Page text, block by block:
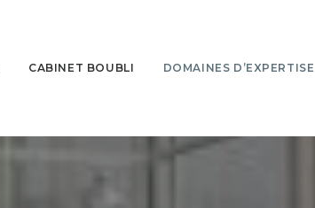
CABINET BOUBLI DOMAINES D’EXPERTISE